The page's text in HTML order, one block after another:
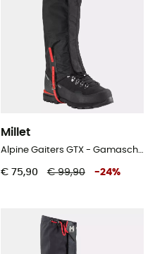
Millet
€ 75,90 € 99,90 -24%